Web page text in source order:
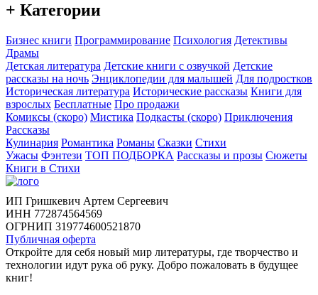
+ Категории
Бизнес книги Программирование Психология Детективы
Драмы
Детская литература Детские книги с озвучкой Детские
рассказы на ночь Энциклопедии для малышей Для подростков
Историческая литература Исторические рассказы Книги для
взрослых Бесплатные Про продажи
Комиксы (скоро) Мистика Подкасты (скоро) Приключения
Рассказы
Кулинария Романтика Романы Сказки Стихи
Ужасы Фэнтези ТОП ПОДБОРКА Рассказы и прозы Сюжеты
Книги в Стихи
ИП Гришкевич Артем Сергеевич
ИНН 772874564569
ОГРНИП 319774600521870
Публичная оферта
Откройте для себя новый мир литературы, где творчество и
технологии идут рука об руку. Добро пожаловать в будущее
книг!